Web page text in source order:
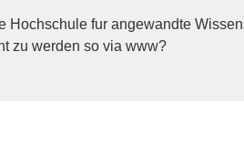
fur angewandte
zu werden so via www?